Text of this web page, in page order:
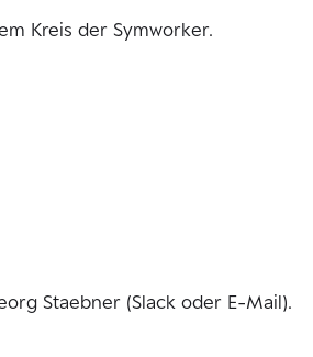
Kreis der Symworker.
Staebner (Slack oder E-Mail).